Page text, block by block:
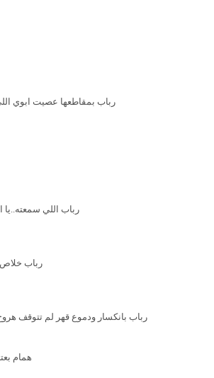
رباب بمقاطعها عصيت ابوي
رباب اللي سمعته..يا
رباب خلاص
رباب بانكسار ودموع قهر لم تتوقف
همام